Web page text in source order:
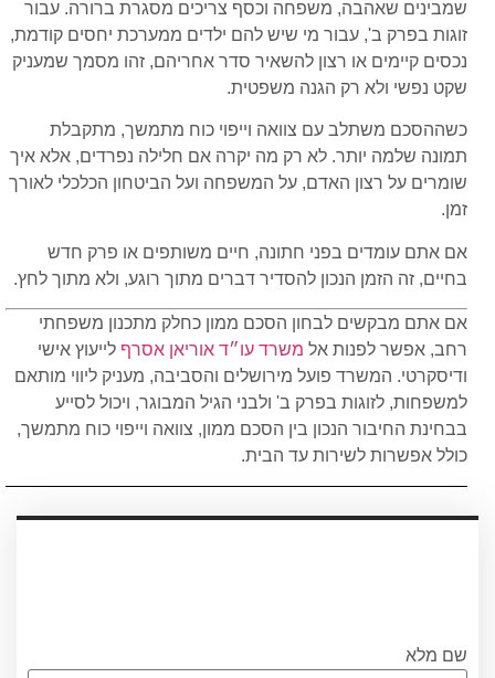
שמבינים שאהבה, משפחה וכסף צריכים מסגרת ברורה. עבור
זוגות בפרק ב', עבור מי שיש להם ילדים ממערכת יחסים קודמת,
נכסים קיימים או רצון להשאיר סדר אחריהם, זהו מסמך שמעניק
שקט נפשי ולא רק הגנה משפטית.
כשההסכם משתלב עם צוואה וייפוי כוח מתמשך, מתקבלת
תמונה שלמה יותר. לא רק מה יקרה אם חלילה נפרדים, אלא איך
שומרים על רצון האדם, על המשפחה ועל הביטחון הכלכלי לאורך
זמן.
אם אתם עומדים בפני חתונה, חיים משותפים או פרק חדש
בחיים, זה הזמן הנכון להסדיר דברים מתוך רוגע, ולא מתוך לחץ.
אם אתם מבקשים לבחון הסכם ממון כחלק מתכנון משפחתי
רחב, אפשר לפנות אל משרד עו״ד אוריאן אסרף לייעוץ אישי
ודיסקרטי. המשרד פועל מירושלים והסביבה, מעניק ליווי מותאם
למשפחות, לזוגות בפרק ב' ולבני הגיל המבוגר, ויכול לסייע
בבחינת החיבור הנכון בין הסכם ממון, צוואה וייפוי כוח מתמשך,
כולל אפשרות לשירות עד הבית.
שם מלא